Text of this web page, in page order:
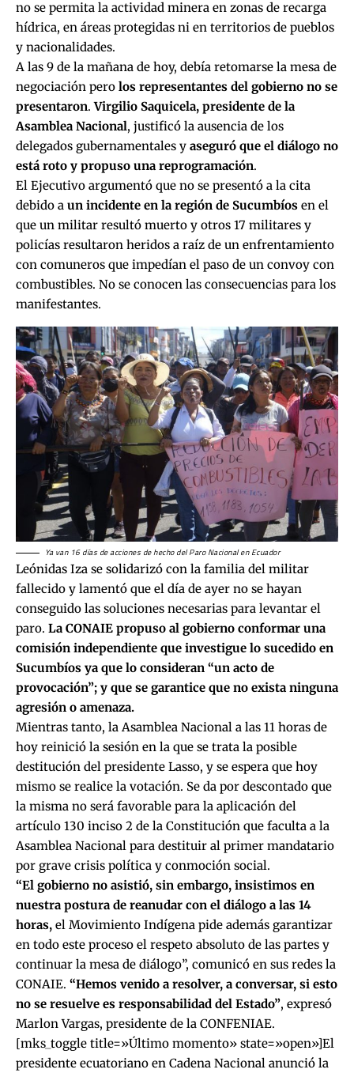
no se permita la actividad minera en zonas de recarga
hídrica, en áreas protegidas ni en territorios de pueblos
y nacionalidades.
A las 9 de la mañana de hoy, debía retomarse la mesa de
negociación pero los representantes del gobierno no se
presentaron.Virgilio Saquicela, presidente de la
Asamblea Nacional, justificó la ausencia de los
delegados gubernamentales y aseguró que el diálogo no
está roto y propuso una reprogramación.
El Ejecutivo argumentó que no se presentó a la cita
debido a un incidente en la región de Sucumbíos en el
que un militar resultó muerto y otros 17 militares y
policías resultaron heridos a raíz de un enfrentamiento
con comuneros que impedían el paso de un convoy con
combustibles. No se conocen las consecuencias para los
manifestantes.
Ya van 16 días de acciones de hecho del Paro Nacional en Ecuador
Leónidas Iza se solidarizó con la familia del militar
fallecido y lamentó que el día de ayer no se hayan
conseguido las soluciones necesarias para levantar el
paro. La CONAIE propuso al gobierno conformar una
comisión independiente que investigue lo sucedido en
Sucumbíos ya que lo consideran “un acto de
provocación”; y que se garantice que no exista ninguna
agresión o amenaza.
Mientras tanto, la Asamblea Nacional a las 11 horas de
hoy reinició la sesión en la que se trata la posible
destitución del presidente Lasso, y se espera que hoy
mismo se realice la votación. Se da por descontado que
la misma no será favorable para la aplicación del
artículo 130 inciso 2 de la Constitución que faculta a la
Asamblea Nacional para destituir al primer mandatario
por grave crisis política y conmoción social.
“El gobierno no asistió, sin embargo, insistimos en
nuestra postura de reanudar con el diálogo a las 14
horas, el Movimiento Indígena pide además garantizar
en todo este proceso el respeto absoluto de las partes y
continuar la mesa de diálogo”, comunicó en sus redes la
CONAIE. “Hemos venido a resolver, a conversar, si esto
no se resuelve es responsabilidad del Estado”, expresó
Marlon Vargas, presidente de la CONFENIAE.
[mks_toggle title=»Último momento» state=»open»]El
presidente ecuatoriano en Cadena Nacional anunció la